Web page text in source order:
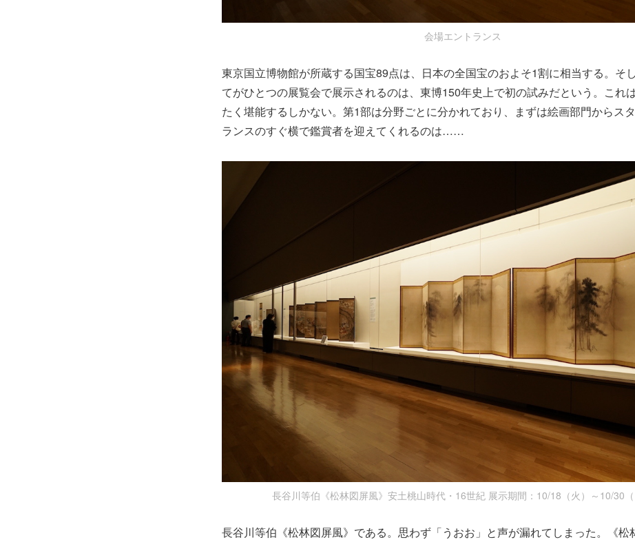
会場エントランス
東京国立博物館が所蔵する国宝89点は、日本の全国宝のおよそ1割に相当する。そ
てがひとつの展覧会で展示されるのは、東博150年史上で初の試みだという。これ
たく堪能するしかない。第1部は分野ごとに分かれており、まずは絵画部門からス
ランスのすぐ横で鑑賞者を迎えてくれるのは……
長谷川等伯《松林図屏風》安土桃山時代・16世紀 展示期間：10/18（火）～10/30（
長谷川等伯《松林図屏風》である。思わず「うおお」と声が漏れてしまった。《松